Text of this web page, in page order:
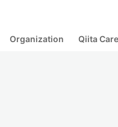
Organization Qiita